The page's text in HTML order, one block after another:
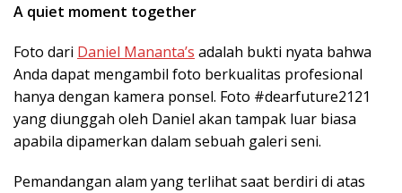
A quiet moment together
Foto dari Daniel Mananta’s adalah bukti nyata bahwa
Anda dapat mengambil foto berkualitas profesional
hanya dengan kamera ponsel. Foto #dearfuture2121
yang diunggah oleh Daniel akan tampak luar biasa
apabila dipamerkan dalam sebuah galeri seni.
Pemandangan alam yang terlihat saat berdiri di atas